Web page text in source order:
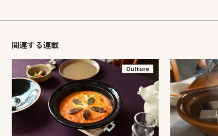
関連する連載
Culture